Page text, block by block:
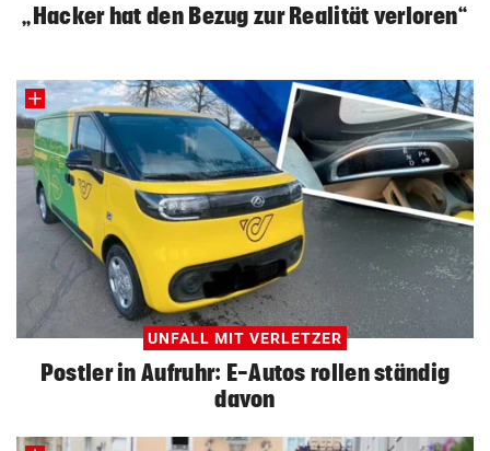
„Hacker hat den Bezug zur Realität verloren“
UNFALL MIT VERLETZER
Postler in Aufruhr: E-Autos rollen ständig
davon